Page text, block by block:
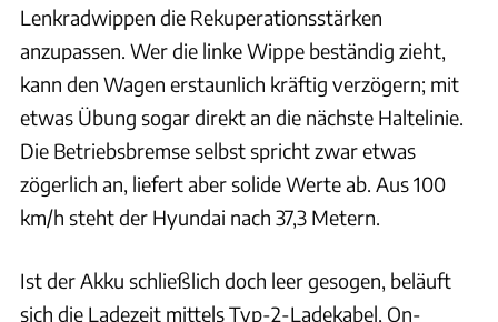
Lenkradwippen die Rekuperationsstärken
anzupassen. Wer die linke Wippe beständig zieht,
kann den Wagen erstaunlich kräftig verzögern; mit
etwas Übung sogar direkt an die nächste Haltelinie.
Die Betriebsbremse selbst spricht zwar etwas
zögerlich an, liefert aber solide Werte ab. Aus 100
km/h steht der Hyundai nach 37,3 Metern.
Ist der Akku schließlich doch leer gesogen, beläuft
sich die Ladezeit mittels Typ-2-Ladekabel, On-